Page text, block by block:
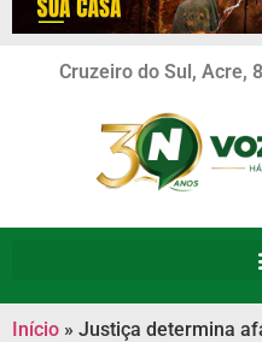
Cruzeiro do Sul, Acre,
Início » Justiça determina